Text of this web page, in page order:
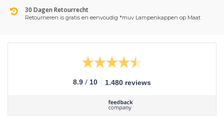
30 Dagen Retourrecht
Retourneren is gratis en eenvoudig *muv Lampenkappen op Maat
8.9 / 10 1.480 reviews